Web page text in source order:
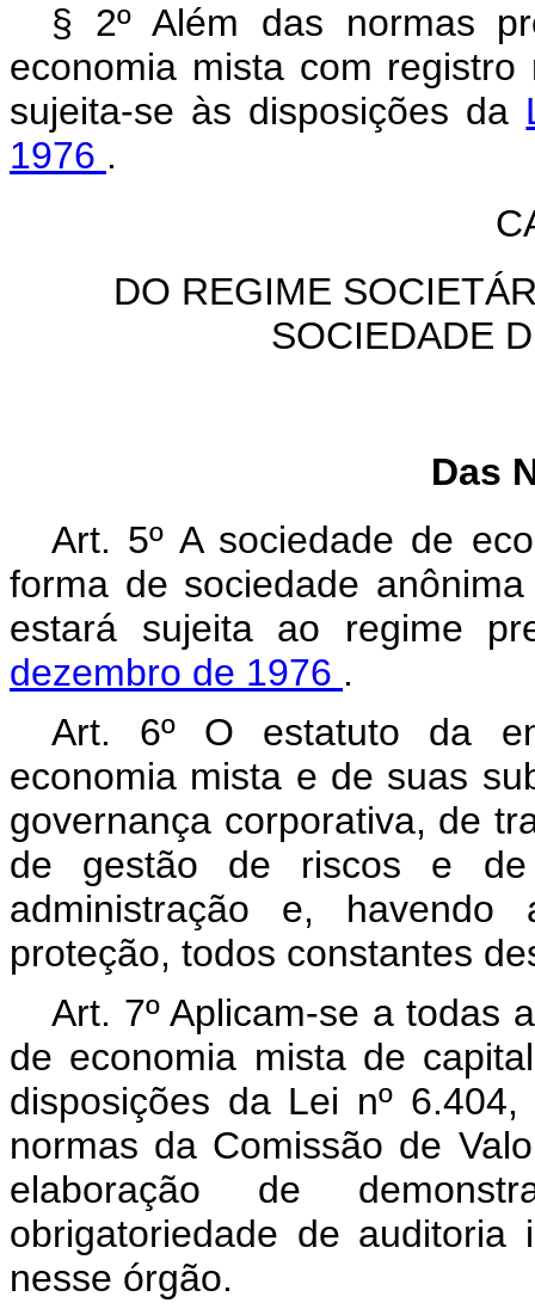
§ 2º Além das normas
economia mista com
sujeita-se às disposições da
1976 .
DO REGIME
SOCIEDADE
Das
Art. 5º A sociedade de
forma de sociedade
estará sujeita ao regime
dezembro de 1976 .
Art. 6º O estatuto da
economia mista e de suas
governança corporativa, de
de gestão de riscos e de
administração e, havendo
proteção, todos constantes
Art. 7º Aplicam-se a todas
de economia mista de
disposições da Lei nº
normas da Comissão de
elaboração de
obrigatoriedade de auditoria
nesse órgão.